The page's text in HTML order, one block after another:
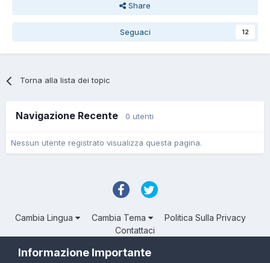
Share
Seguaci 12
Torna alla lista dei topic
Navigazione Recente 0 utenti
Nessun utente registrato visualizza questa pagina.
Cambia Lingua Cambia Tema
Politica Sulla Privacy
Contattaci
Powered by Invision Community
Informazione Importante